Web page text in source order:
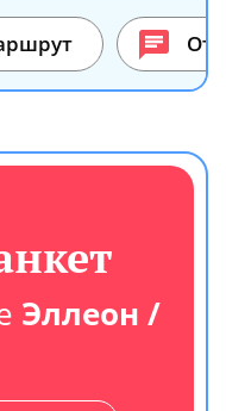
Эллеон /